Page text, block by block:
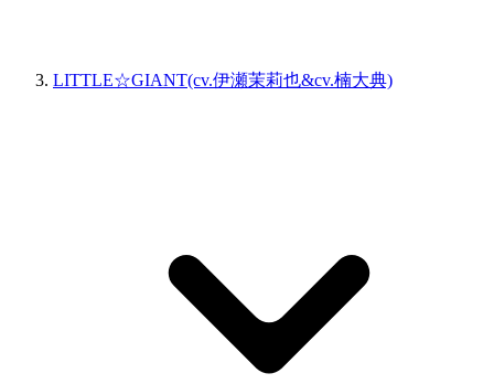
LITTLE☆GIANT(cv.伊瀬茉莉也&cv.楠大典)